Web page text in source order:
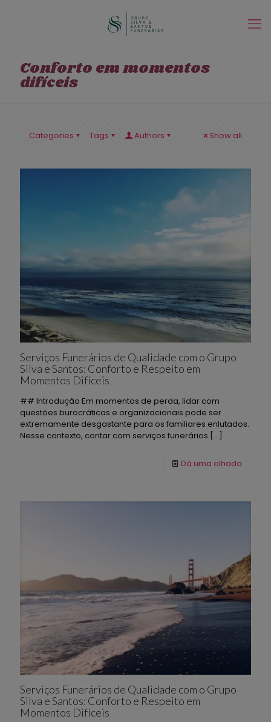
Conforto em momentos
difíceis
Categories Tags Authors Show all
Serviços Funerários de Qualidade com o Grupo
Silva e Santos: Conforto e Respeito em
Momentos Difíceis
## Introdução Em momentos de perda, lidar com
questões burocráticas e organizacionais pode ser
extremamente desgastante para os familiares enlutados.
Nesse contexto, contar com serviços funerários […]
Dá uma olhada
Serviços Funerários de Qualidade com o Grupo
Silva e Santos: Conforto e Respeito em
Momentos Difíceis